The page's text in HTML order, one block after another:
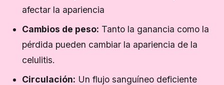
afectar la apariencia
Cambios de peso: Tanto la ganancia como la
pérdida pueden cambiar la apariencia de la
celulitis.
Circulación: Un flujo sanguíneo deficiente